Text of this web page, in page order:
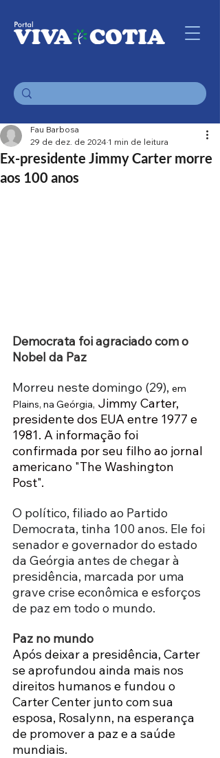
Ex-presidente Jimmy Carter morre
aos 100 anos
Fau Barbosa
29 de dez. de 2024 1 min de leitura
Democrata foi agraciado com o
Nobel da Paz
Morreu neste domingo (29), em
Plains, na Geórgia, Jimmy Carter,
presidente dos EUA entre 1977 e
1981. A informação foi
confirmada por seu filho ao jornal
americano "The Washington
Post".
O político, filiado ao Partido
Democrata, tinha 100 anos. Ele foi
senador e governador do estado
da Geórgia antes de chegar à
presidência, marcada por uma
grave crise econômica e esforços
de paz em todo o mundo.
Paz no mundo
Após deixar a presidência, Carter
se aprofundou ainda mais nos
direitos humanos e fundou o
Carter Center junto com sua
esposa, Rosalynn, na esperança
de promover a paz e a saúde
mundiais.